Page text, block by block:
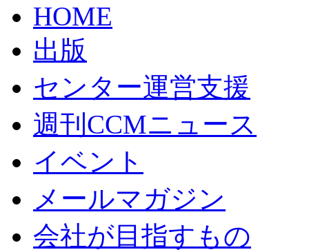
HOME
出版
センター運営支援
週刊CCMニュース
イベント
メールマガジン
会社が目指すもの